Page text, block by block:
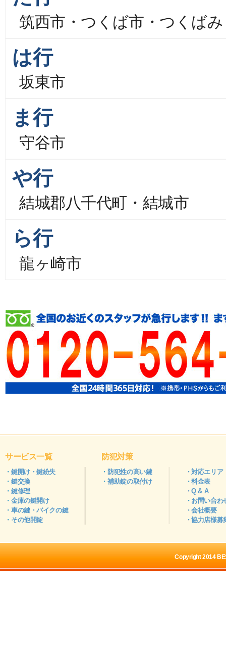
筑西市・つくば市・つくば
は行
坂東市
ま行
守谷市
や行
結城郡八千代町・結城市
ら行
龍ヶ崎市
サービス一覧
鍵開け・鍵紛失
鍵交換
鍵修理
金庫の鍵開け
車の鍵・バイクの鍵
その他開錠
防犯対策
防犯性の高い鍵
補助錠の取付け
対応エリア
料金表
Q & A
お問い合わ
会社概要
協力店様募
Copyright 2014